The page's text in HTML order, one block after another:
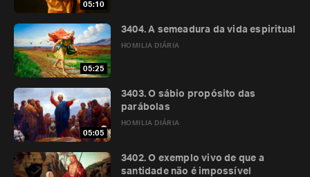
05:10
05:25
HOMILIA DIÁRIA
3404. A semeadura da vida espiritual
05:05
HOMILIA DIÁRIA
3403. O sábio propósito das
parábolas
3402. O exemplo vivo de que a
santidade não é impossível